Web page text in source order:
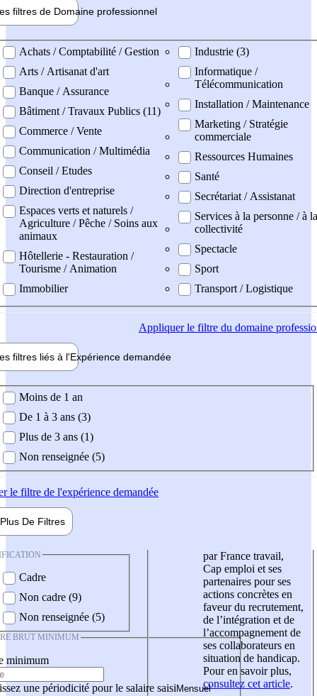
filtres de Domaine professionnel
professionel
Achats / Comptabilité / Gestion
Arts / Artisanat d'art
Banque / Assurance
Bâtiment / Travaux Publics (11)
Commerce / Vente
Communication / Multimédia
Conseil / Etudes
Direction d'entreprise
Espaces verts et naturels /
Agriculture / Pêche / Soins aux
animaux
Hôtellerie - Restauration /
Tourisme / Animation
Immobilier
Industrie (3)
Informatique /
Télécommunication
Installation / Maintenance
Marketing / Stratégie
commerciale
Ressources Humaines
Santé
Secrétariat / Assistanat
Services à la personne / à la
collectivité
Spectacle
Sport
Transport / Logistique
Appliquerle filtre du domaine
filtres liés à l'Expérience demandée
demandée
Moins de 1 an
De 1 à 3 ans (3)
Plus de 3 ans (1)
Non renseignée (5)
le filtre de l'expérience demandée
Plus De Filtres
Cadre
Non cadre (9)
Non renseignée (5)
BRUT MINIMUM
minimum
une périodicité pour le salaire saisi
par France travail,
Cap emploi et ses
partenaires pour ses
actions concrètes en
faveur du recrutement,
de l’intégration et de
l’accompagnement de
ses collaborateurs en
situation de handicap.
Pour en savoir plus,
consultez cet article.